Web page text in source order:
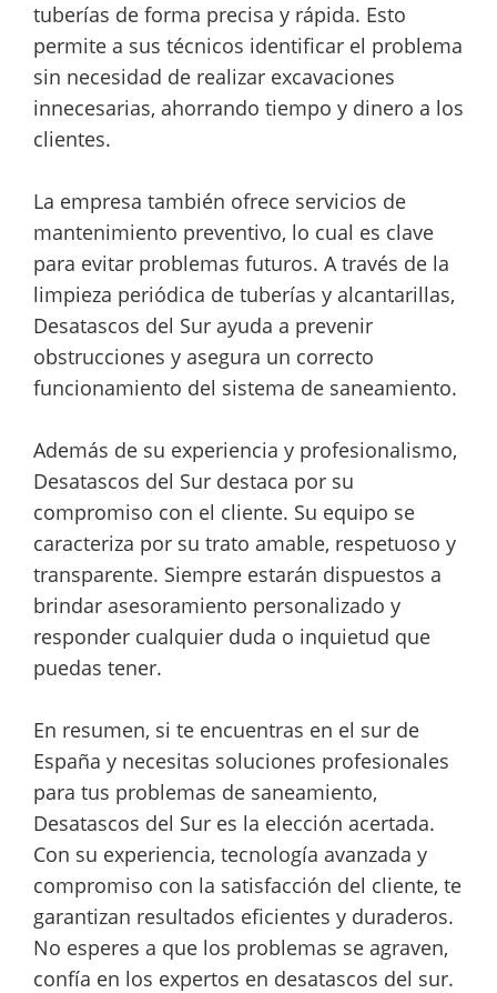
tuberías de forma precisa y rápida. Esto
permite a sus técnicos identificar el problema
sin necesidad de realizar excavaciones
innecesarias, ahorrando tiempo y dinero a los
clientes.
La empresa también ofrece servicios de
mantenimiento preventivo, lo cual es clave
para evitar problemas futuros. A través de la
limpieza periódica de tuberías y alcantarillas,
Desatascos del Sur ayuda a prevenir
obstrucciones y asegura un correcto
funcionamiento del sistema de saneamiento.
Además de su experiencia y profesionalismo,
Desatascos del Sur destaca por su
compromiso con el cliente. Su equipo se
caracteriza por su trato amable, respetuoso y
transparente. Siempre estarán dispuestos a
brindar asesoramiento personalizado y
responder cualquier duda o inquietud que
puedas tener.
En resumen, si te encuentras en el sur de
España y necesitas soluciones profesionales
para tus problemas de saneamiento,
Desatascos del Sur es la elección acertada.
Con su experiencia, tecnología avanzada y
compromiso con la satisfacción del cliente, te
garantizan resultados eficientes y duraderos.
No esperes a que los problemas se agraven,
confía en los expertos en desatascos del sur.